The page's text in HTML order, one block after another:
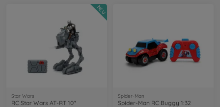
Star Wars
RC Star Wars AT-RT 10"
NEU
Spider-Man
Spider-Man RC Buggy 1:32